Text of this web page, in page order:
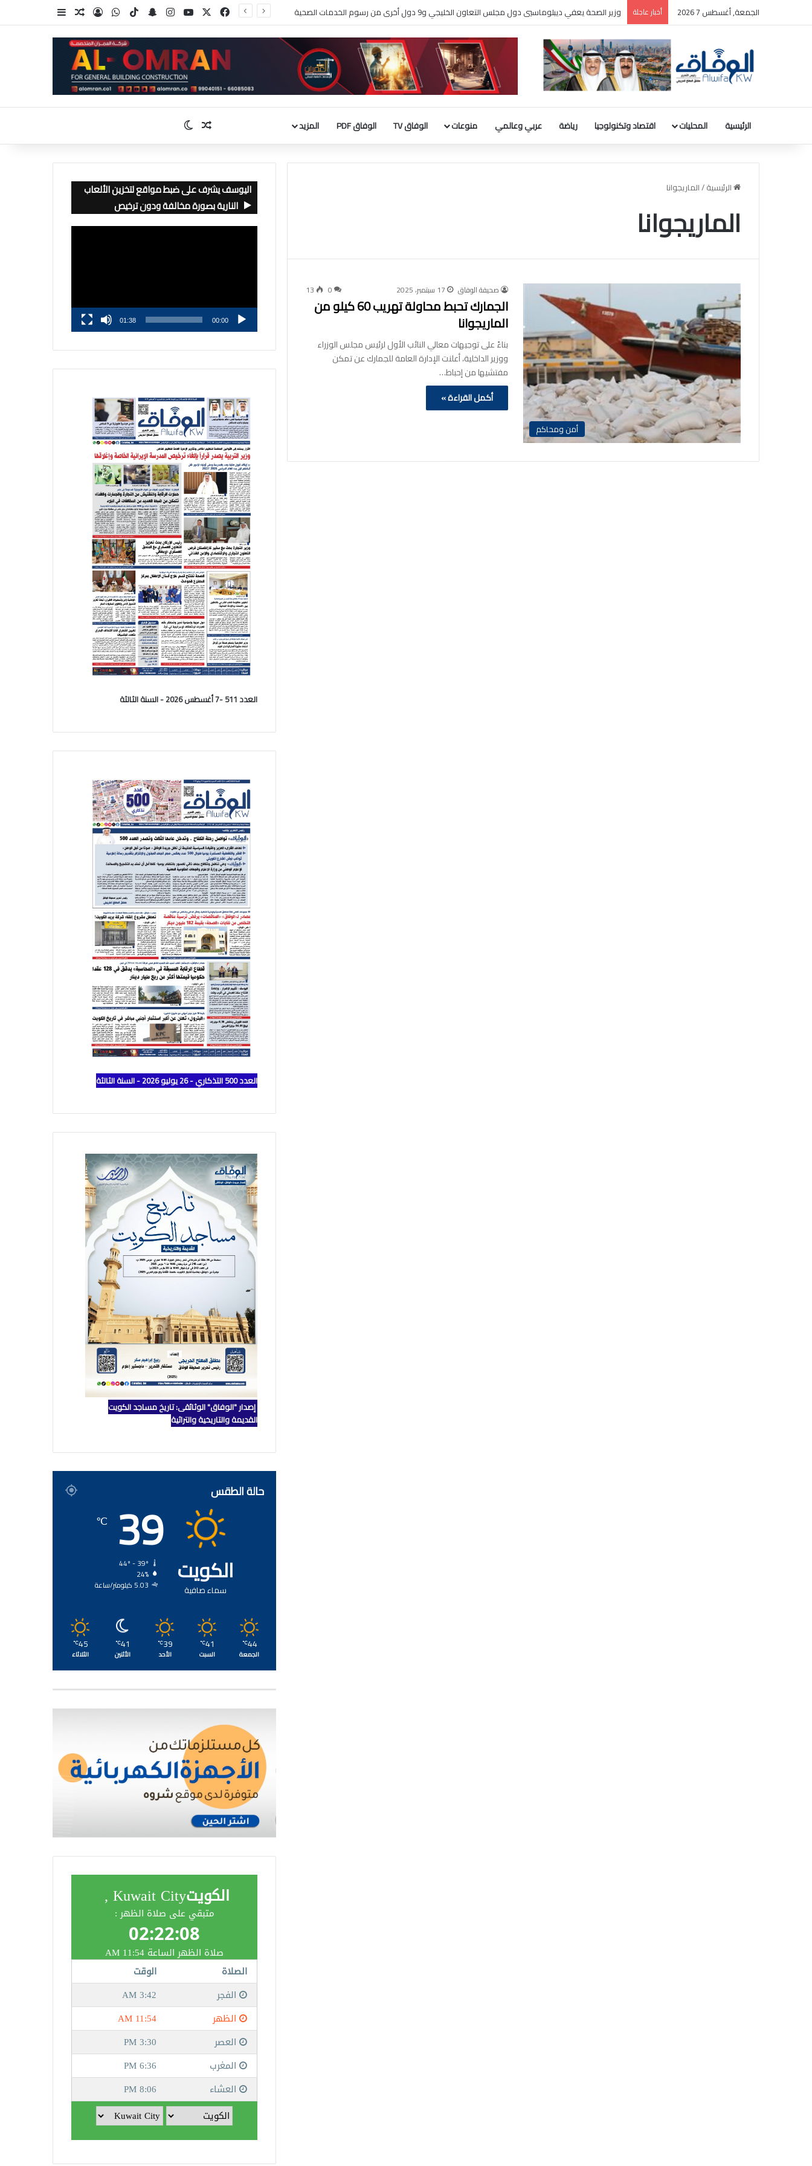
الجمعة, أغسطس 7 2026 أخبار عاجلة بالصور: المجلس الوطني للثقافة يطلق فعاليات «نادي المبدعين» للأطفال ضمن مهرجان «صيفي ثقافي 18» فيسبوك ‫YouTubeانستقرامسناب تشات
‫TikTok واتسابتسجيل الدخولمقال عشوائي
الرئيسية المحليات اقتصاد وتكنولوجيا رياضة عربي وعالمي منوعات الوفاق TV الوفاق PDF المزيد مقال عشوائي
الرئيسية/الماريجوانا
الماريجوانا
أمن ومحاكم
صحيفة الوفاق 17 سبتمبر، 2025 0
13
الجمارك تحبط محاولة تهريب 60 كيلو من
الماريجوانا
بناءً على توجيهات معالي النائب الأول لرئيس مجلس الوزراء
ووزير الداخلية، أعلنت الإدارة العامة للجمارك عن تمكن
مفتشيها من إحباط…
أكمل القراءة »
اليوسف يشرف على ضبط مواقع لتخزين الألعاب
النارية بصورة مخالفة ودون ترخيص
00:00
01:38
العدد 511 -7 أغسطس 2026 - السنة الثالثة
العدد 500 التذكاري - 26 يوليو 2026 - السنة الثالثة
إصدار "الوفاق" الوثائقي: تاريخ مساجد الكويت
القديمة والتاريخية والتراثية
حالة الطقس
الكويت
سماء صافية
39
℃
24%
5.03 كيلومتر/ساعة
44
℃
الجمعة
41
℃
السبت
39
℃
الأحد
41
℃
الأثنين
45
℃
الثلاثاء